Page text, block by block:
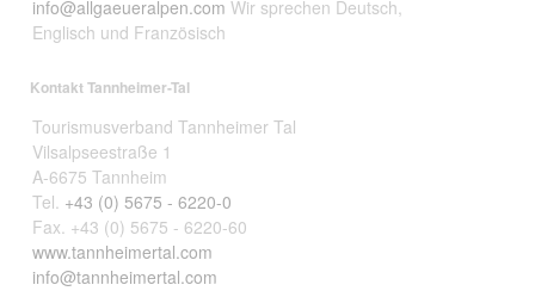
info@allgaeueralpen.com Wir sprechen Deutsch,
Englisch und Französisch
Kontakt Tannheimer-Tal
Tourismusverband Tannheimer Tal
Vilsalpseestraße 1
A-6675 Tannheim
Tel. +43 (0) 5675 - 6220-0
Fax. +43 (0) 5675 - 6220-60
www.tannheimertal.com
info@tannheimertal.com